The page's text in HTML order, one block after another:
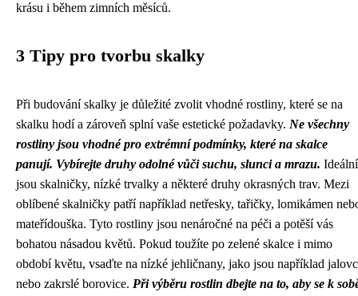
krásu i během zimních měsíců.
3 Tipy pro tvorbu skalky
Při budování skalky je důležité zvolit vhodné rostliny, které se na
skalku hodí a zároveň splní vaše estetické požadavky. Ne všechny
rostliny jsou vhodné pro extrémní podmínky, které na skalce
panují. Vybírejte druhy odolné vůči suchu, slunci a mrazu. Ideální
jsou skalničky, nízké trvalky a některé druhy okrasných trav. Mezi
oblíbené skalničky patří například netřesky, tařičky, lomikámen
mateřídouška. Tyto rostliny jsou nenáročné na péči a potěší vás
bohatou násadou květů. Pokud toužíte po zelené skalce i mimo
období květu, vsaďte na nízké jehličnany, jako jsou například
nebo zakrslé borovice. Při výběru rostlin dbejte na to, aby se k